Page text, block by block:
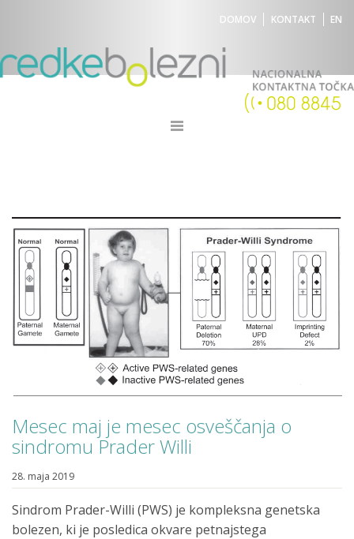
DOMOV KONTAKT EN
Mesec maj je mesec osveščanja o
sindromu Prader Willi
28. maja 2019
Sindrom Prader-Willi (PWS) je kompleksna genetska
bolezen, ki je posledica okvare petnajstega